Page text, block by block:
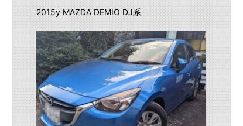
2015y MAZDA DEMIO DJ系